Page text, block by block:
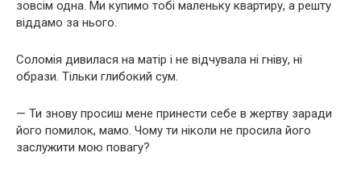
зовсім одна. Ми купимо тобі маленьку квартиру, а решту
віддамо за нього.
Соломія дивилася на матір і не відчувала ні гніву, ні
образи. Тільки глибокий сум.
— Ти знову просиш мене принести себе в жертву заради
його помилок, мамо. Чому ти ніколи не просила його
заслужити мою повагу?